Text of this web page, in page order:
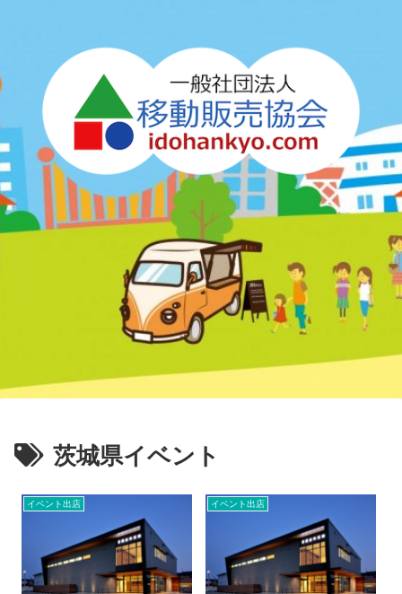
茨城県イベント
イベント出店 イベント出店